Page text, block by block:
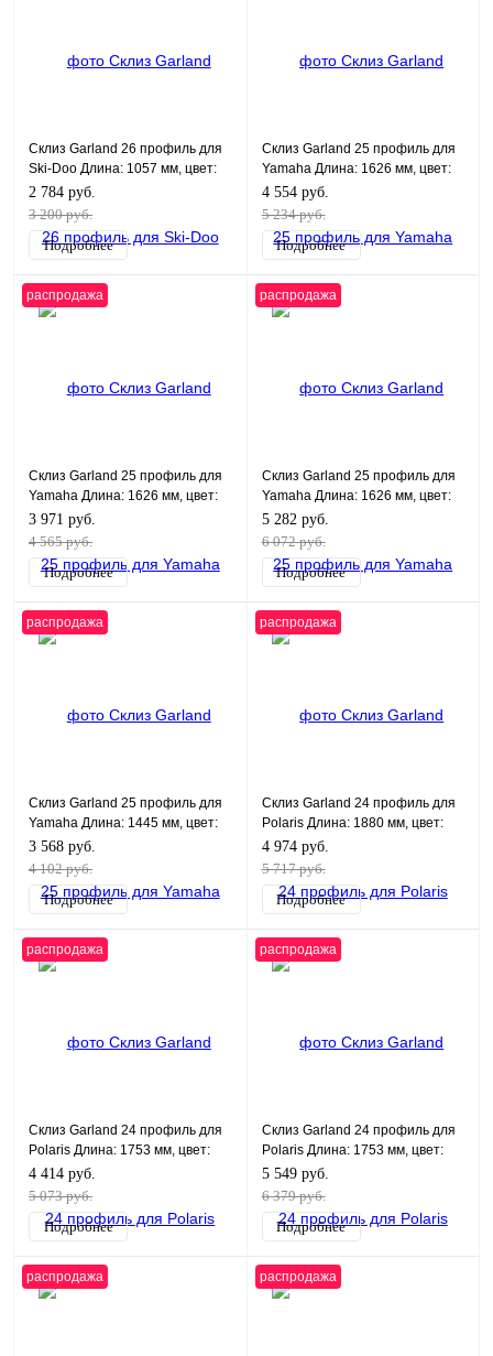
Склиз Garland 26 профиль для
Ski-Doo Длина: 1057 мм, цвет:
черный
2 784 руб.
3 200 руб.
Подробнее
Склиз Garland 25 профиль для
Yamaha Длина: 1626 мм, цвет:
черный
4 554 руб.
5 234 руб.
Подробнее
распродажа
Склиз Garland 25 профиль для
Yamaha Длина: 1626 мм, цвет:
черный
3 971 руб.
4 565 руб.
Подробнее
распродажа
Склиз Garland 25 профиль для
Yamaha Длина: 1626 мм, цвет:
графитовый
5 282 руб.
6 072 руб.
Подробнее
распродажа
Склиз Garland 25 профиль для
Yamaha Длина: 1445 мм, цвет:
черный
3 568 руб.
4 102 руб.
Подробнее
распродажа
Склиз Garland 24 профиль для
Polaris Длина: 1880 мм, цвет:
черный
4 974 руб.
5 717 руб.
Подробнее
распродажа
Склиз Garland 24 профиль для
Polaris Длина: 1753 мм, цвет:
черный
4 414 руб.
5 073 руб.
Подробнее
распродажа
Склиз Garland 24 профиль для
Polaris Длина: 1753 мм, цвет:
графитовый
5 549 руб.
6 379 руб.
Подробнее
распродажа распродажа